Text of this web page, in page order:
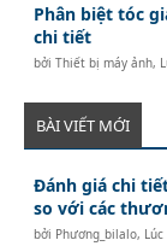
Phân biệt tóc
chi tiết
bởiThiết bị máy ảnh,
BÀI VIẾT MỚI
Đánh giá chi
so với các
bởi Phương_bilalo,